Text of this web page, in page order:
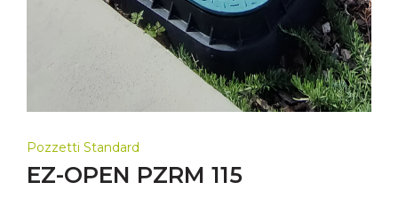
Pozzetti Standard
EZ-OPEN PZRM 115